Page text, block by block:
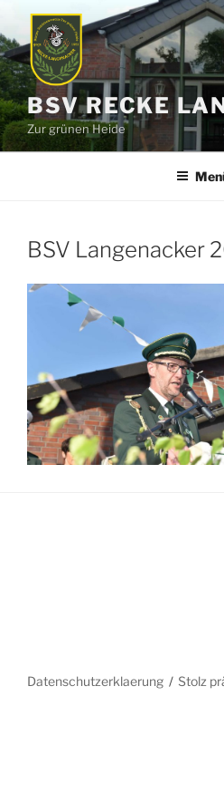
Inhalt
springen
BSV RECKE
Zur grünen Heide
BSV Langenacker
Datenschutzerklaerung Stolz